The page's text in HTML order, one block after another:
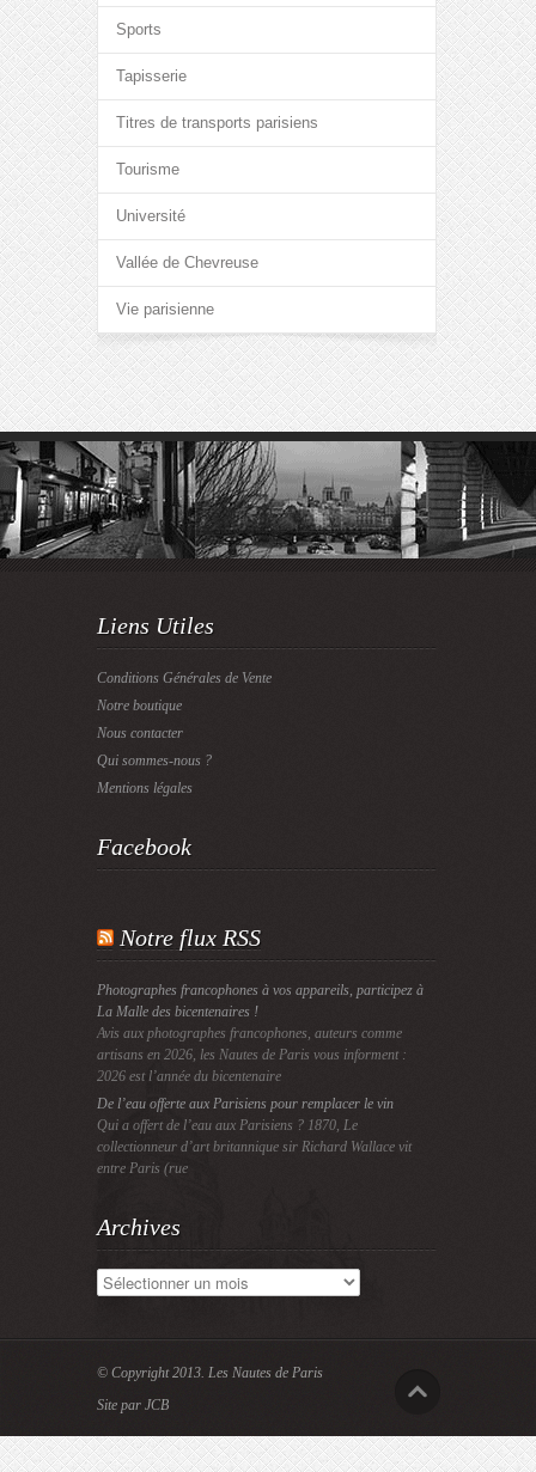
Sports
Tapisserie
Titres de transports parisiens
Tourisme
Université
Vallée de Chevreuse
Vie parisienne
Liens Utiles
Conditions Générales de Vente
Notre boutique
Nous contacter
Qui sommes-nous ?
Mentions légales
Facebook
Notre flux RSS
Photographes francophones à vos appareils, participez à
La Malle des bicentenaires !
Avis aux photographes francophones, auteurs comme
artisans en 2026, les Nautes de Paris vous informent :
2026 est l’année du bicentenaire
De l’eau offerte aux Parisiens pour remplacer le vin
Qui a offert de l’eau aux Parisiens ? 1870, Le
collectionneur d’art britannique sir Richard Wallace vit
entre Paris (rue
Archives
Archives
© Copyright 2013. Les Nautes de Paris
Site par JCB